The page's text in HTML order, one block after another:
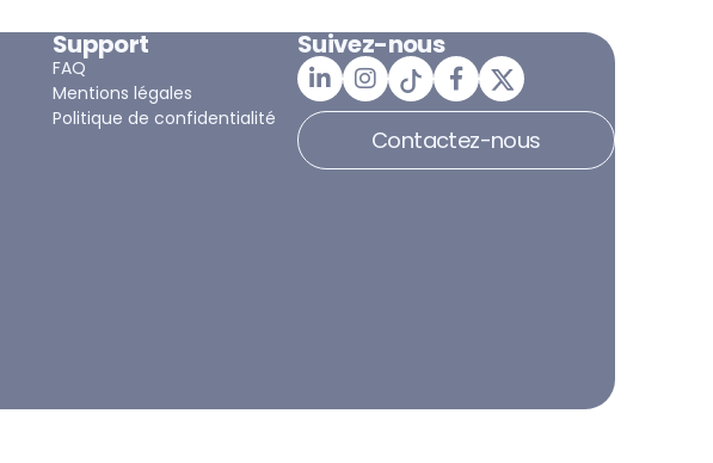
Support
FAQ
Mentions légales
Politique de confidentialité
Suivez-nous
Contactez-nous